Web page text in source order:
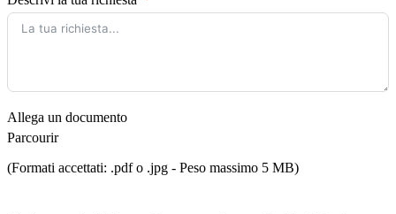
Allega un documento
Parcourir
(Formati accettati: .pdf o .jpg - Peso massimo 5 MB)